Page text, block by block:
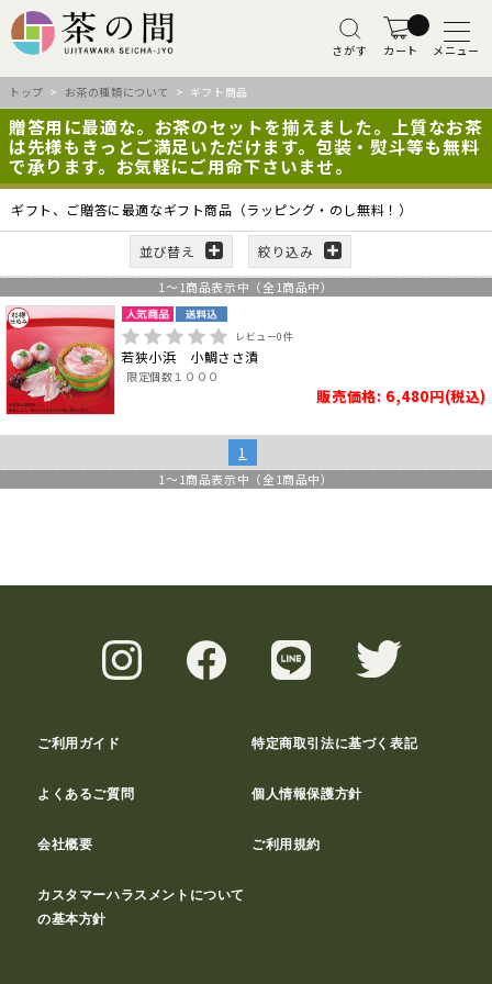
さがす カート メニュー
トップ > お茶の種類について > ギフト商品
贈答用に最適な。お茶のセットを揃えました。上質なお茶
は先様もきっとご満足いただけます。包装・熨斗等も無料
で承ります。お気軽にご用命下さいませ。
ギフト、ご贈答に最適なギフト商品（ラッピング・のし無料！）
並び替え 絞り込み
1 ～ 1商品表示中（全 1商品中）
レビュー0件
若狭小浜 小鯛ささ漬
限定個数１０００
販売価格: 6,480円(税込)
1
1 ～ 1商品表示中（全 1商品中）
ご利用ガイド 特定商取引法に基づく表記
よくあるご質問 個人情報保護方針
会社概要 ご利用規約
カスタマーハラスメントについて
の基本方針